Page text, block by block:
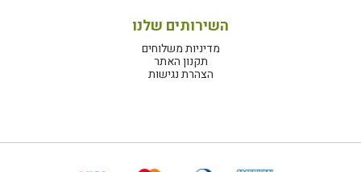
השירותים שלנו
מדיניות משלוחים
תקנון האתר
הצהרת נגישות